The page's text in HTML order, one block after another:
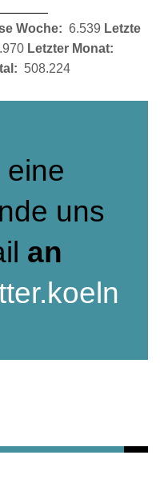
Woche: 6.539 Letzte
Letzter Monat:
508.224
eine
uns
an